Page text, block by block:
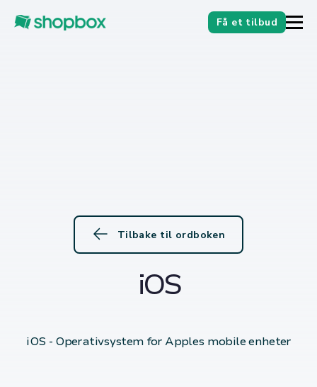
Få et tilbud
Tilbake til ordboken
iOS
iOS - Operativsystem for Apples mobile enheter